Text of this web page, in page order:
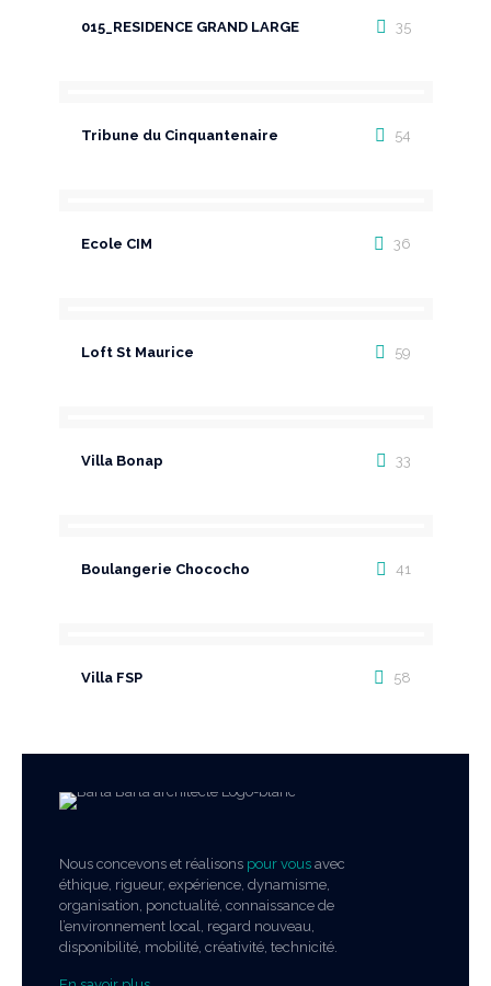
015_RESIDENCE GRAND LARGE 35
Tribune du Cinquantenaire 54
Ecole CIM 36
Loft St Maurice 59
Villa Bonap 33
Boulangerie Chococho 41
Villa FSP 58
Nous concevons et réalisons pour vous avec
éthique, rigueur, expérience, dynamisme,
organisation, ponctualité, connaissance de
l’environnement local, regard nouveau,
disponibilité, mobilité, créativité, technicité.